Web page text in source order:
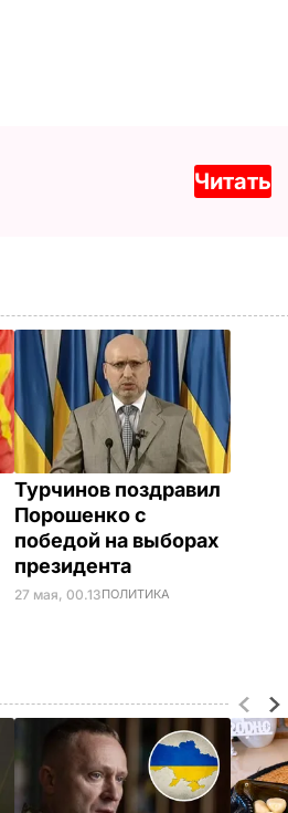
Читать
Турчинов поздравил
Порошенко с
победой на выборах
президента
27 мая, 00.13ПОЛИТИКА